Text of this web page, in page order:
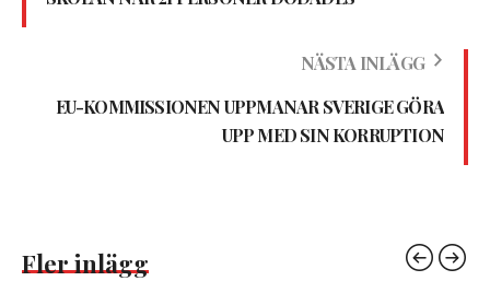
NÄSTA INLÄGG
EU-KOMMISSIONEN UPPMANAR SVERIGE GÖRA
UPP MED SIN KORRUPTION
Fler inlägg